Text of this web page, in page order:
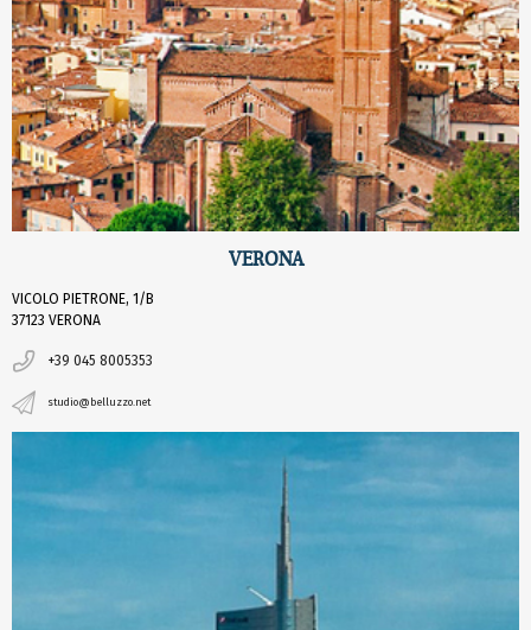
VERONA
VICOLO PIETRONE, 1/B
37123 VERONA
+39 045 8005353
studio@belluzzo.net